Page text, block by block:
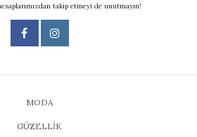
takip etmeyi de unutmayın!
MODA
GÜZELLİK